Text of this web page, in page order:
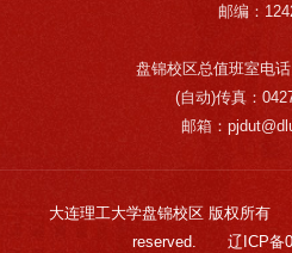
邮编：
盘锦校区总值班室电
(自动)传真：
邮箱：
大连理工大学盘锦校区 版权所
reserved. 辽ICP备